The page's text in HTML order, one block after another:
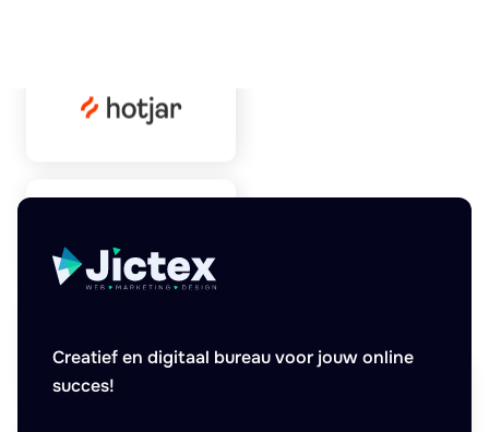
Creatief en digitaal bureau voor jouw online
succes!